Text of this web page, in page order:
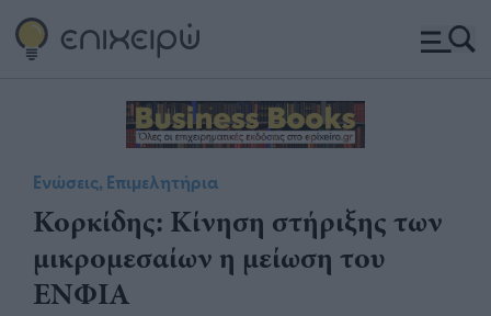
Ενώσεις, Επιμελητήρια
Κορκίδης: Κίνηση στήριξης των
μικρομεσαίων η μείωση του
ΕΝΦΙΑ